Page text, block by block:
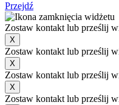
Przejdź
Zostaw kontakt lub prześlij
X
Zostaw kontakt lub prześlij
X
Zostaw kontakt lub prześlij
X
Zostaw kontakt lub prześlij